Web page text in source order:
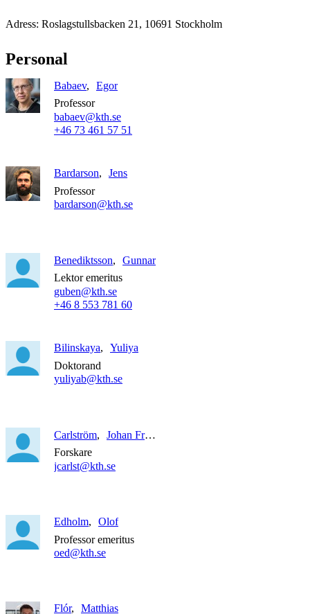
Adress: Roslagstullsbacken 21, 10691 Stockholm
Personal
Babaev
Egor
Professor
babaev@kth.se
+46 73 461 57 51
Bardarson
Jens
Professor
bardarson@kth.se
Benediktsson
Gunnar
Lektor emeritus
guben@kth.se
+46 8 553 781 60
Bilinskaya
Yuliya
Doktorand
yuliyab@kth.se
Carlström
Johan Fredrik
Forskare
jcarlst@kth.se
Edholm
Olof
Professor emeritus
oed@kth.se
Flór
Matthias